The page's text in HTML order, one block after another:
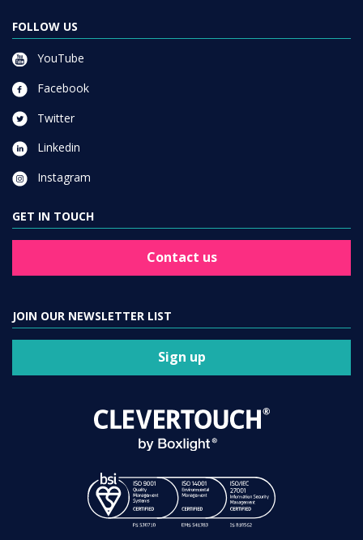
FOLLOW US
YouTube
Facebook
Twitter
Linkedin
Instagram
GET IN TOUCH
Contact us
JOIN OUR NEWSLETTER LIST
Sign up